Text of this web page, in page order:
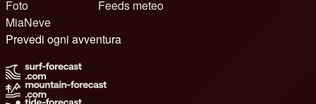
Foto
MiaNeve
Feeds meteo
Prevedi ogni avventura